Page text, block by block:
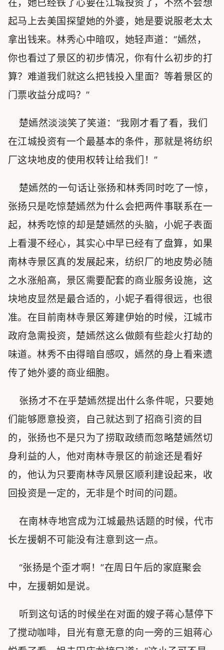
在，她已经铁了心要在江城投资了，不然不会想
起马上去美国探望她的外婆，她是要说服老太太
拿出钱来。林秀心中暗叹，她轻声道：“嫣然，
你也看过了景区的初步情况，你有什么初步的打
算？难道我们就这么把钱投入里面？等着景区的
门票收益分成吗？”
楚嫣然淡淡笑了笑道：“我刚才看了看，我们
在江城投资有一个最基本的条件，那就是将纺织
厂这块地皮的使用权转让给我们！”
楚嫣然的一句话让张扬和林秀同时吃了一惊，
张扬只是吃惊楚嫣然为什么会把两件事联系在一
起，林秀吃惊的却是楚嫣然的头脑，小妮子表面
上看漫不经心，其实心中早已经有了盘算，如果
南林寺景区真的发展起来，纺织厂的地皮势必随
之水涨船高，景区需要配套的商业服务设施，这
块地皮显然是最合适的，小妮子看得很远，也很
准。在目前南林寺景区筹建伊始的时候，江城市
政府急需投资，楚嫣然这么做颇有些趁火打劫的
味道。林秀不由得暗自感叹，嫣然的身上看来遗
传了她外婆的商业细胞。
张扬才不在乎楚嫣然提出什么条件呢，只要她
们能够愿意投资，自己就达到了招商引资的目
的，张扬也不是只为了捞取政绩而忽略楚嫣然切
身利益的人，他对南林寺景区的前途还是看好
的，他认为只要南林寺风景区顺利建设起来，收
回投资是一定的，无非是个时间的问题。
在南林寺地宫成为江城最热话题的时候，代市
长左援朝不可能没有注意到这一点。
“张扬是个歪才啊！”在周日午后的家庭聚会
中，左援朝如是说。
听到这句话的时候坐在对面的嫂子蒋心慧停下
了搅动咖啡，目光有意无意的向一旁的三姐蒋心